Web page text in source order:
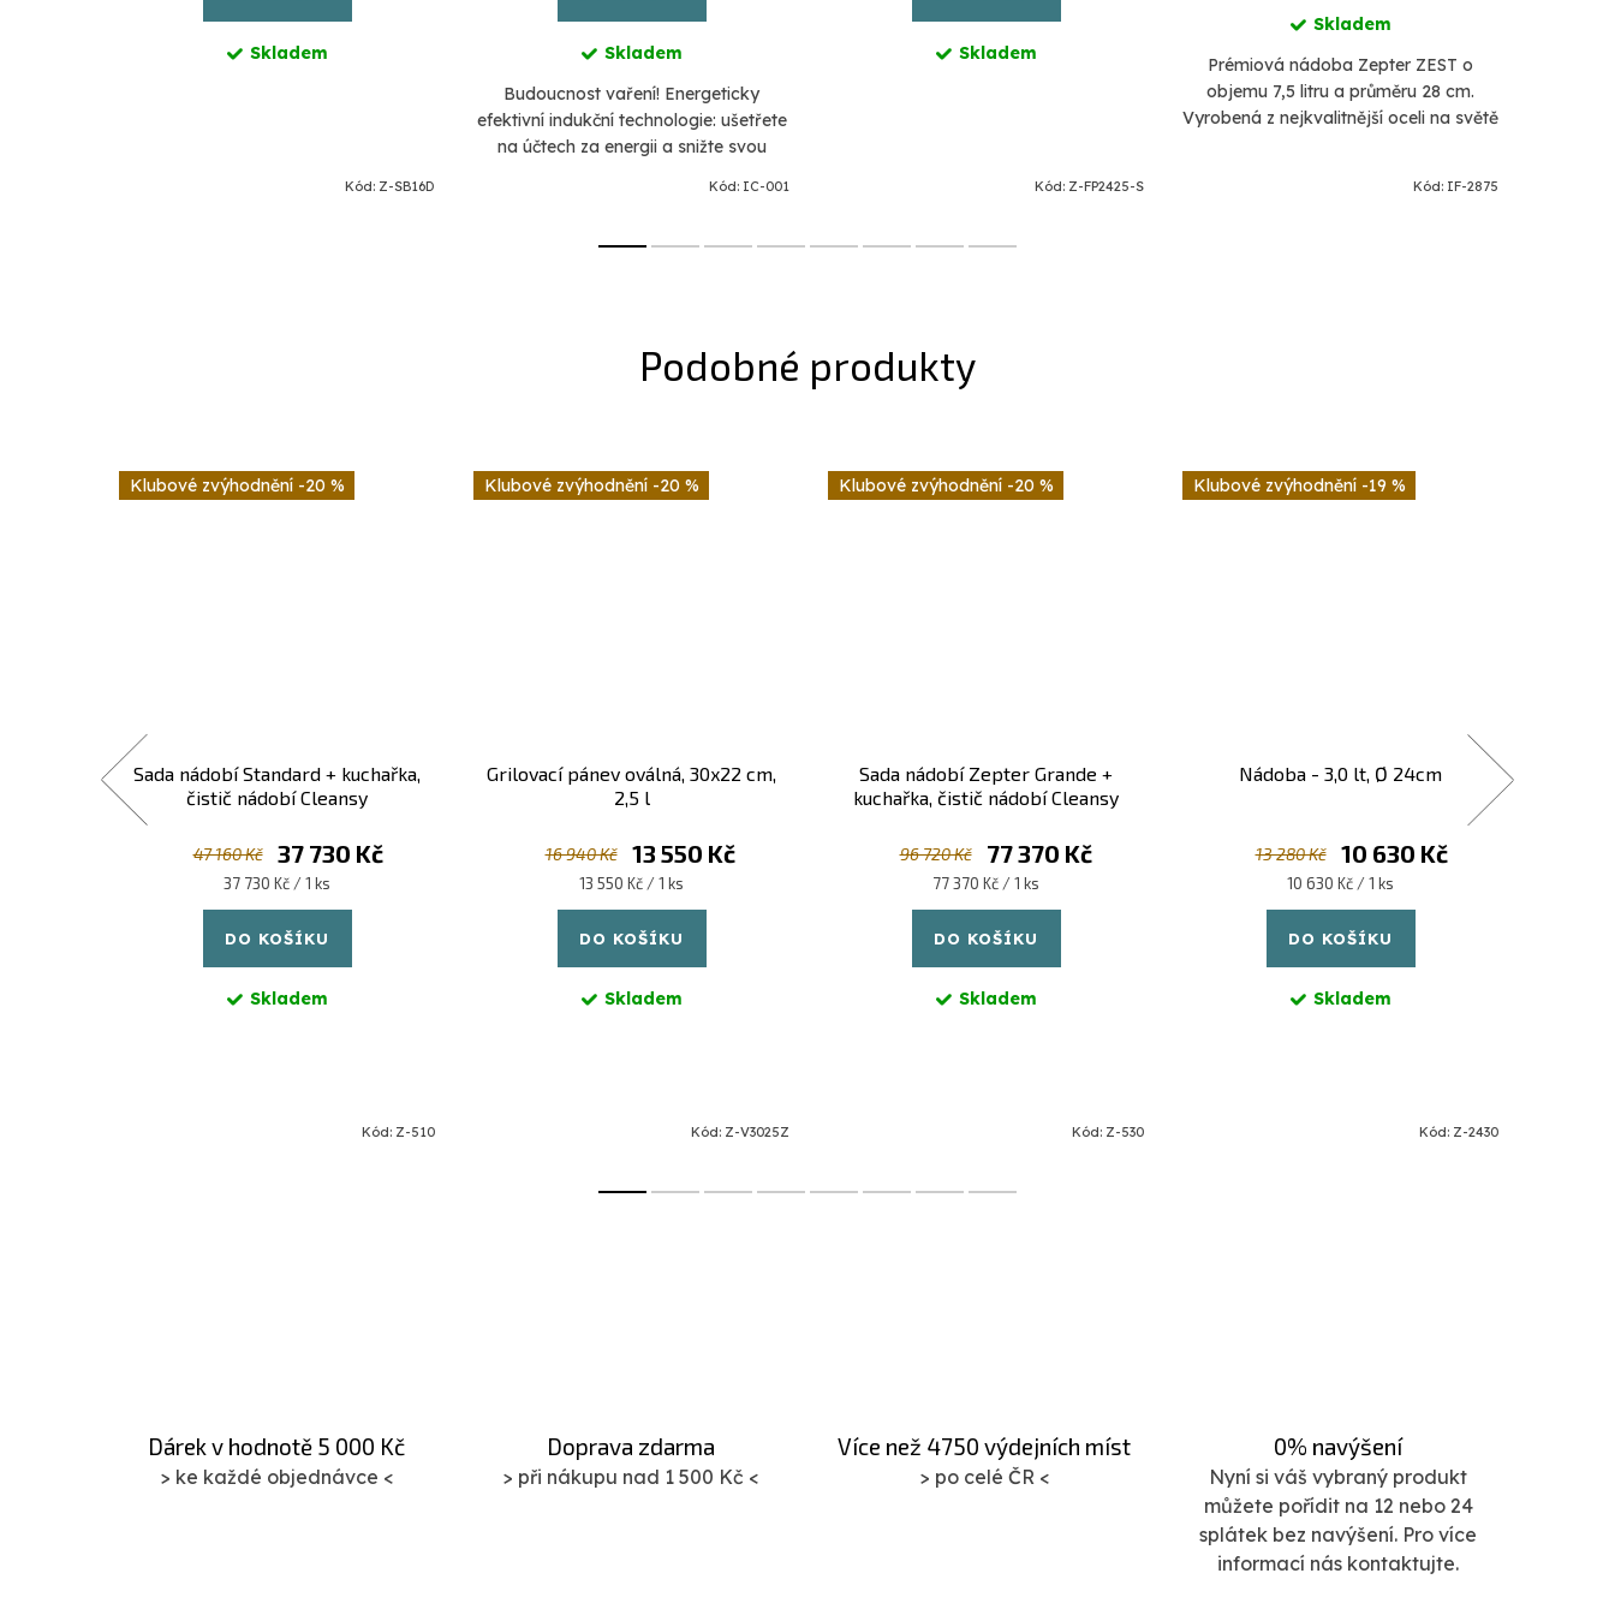
Skladem
Kód: Z-SB16D
Skladem
Budoucnost vaření! Energeticky
efektivní indukční technologie: ušetřete
na účtech za energii a snižte svou
Kód: IC-001
Skladem
Kód: Z-FP2425-S
Skladem
Prémiová nádoba Zepter ZEST o
objemu 7,5 litru a průměru 28 cm.
Vyrobená z nejkvalitnější oceli na světě
Kód: IF-2875
-20 %
Sada nádobí Standard + kuchařka,
čistič nádobí Cleansy
47 160 Kč 37 730 Kč
Měrná
cena:
37 730 Kč / 1 ks
DO KOŠÍKU
Skladem
Kód: Z-510
-20 %
Grilovací pánev oválná, 30x22 cm,
2,5 l
16 940 Kč 13 550 Kč
Měrná
cena:
13 550 Kč / 1 ks
DO KOŠÍKU
Skladem
Kód: Z-V3025Z
-20 %
Sada nádobí Zepter Grande +
kuchařka, čistič nádobí Cleansy
96 720 Kč 77 370 Kč
Měrná
cena:
77 370 Kč / 1 ks
DO KOŠÍKU
Skladem
Kód: Z-530
-19 %
Nádoba - 3,0 lt, Ø 24cm
13 280 Kč 10 630 Kč
Měrná
cena:
10 630 Kč / 1 ks
DO KOŠÍKU
Skladem
Kód: Z-2430
Dárek v hodnotě 5 000 Kč
> ke každé objednávce <
Doprava zdarma
> při nákupu nad 1 500 Kč <
Více než 4750 výdejních míst
> po celé ČR <
0% navýšení
Nyní si váš vybraný produkt
můžete pořídit na 12 nebo 24
splátek bez navýšení. Pro více
informací nás kontaktujte.